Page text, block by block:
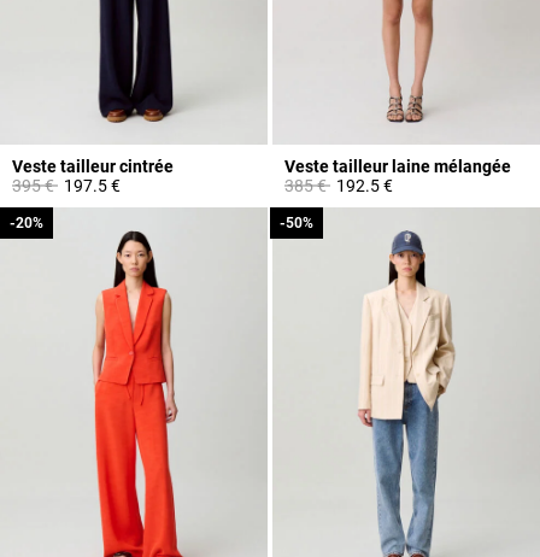
Veste tailleur cintrée
Prix réduit à partir de
395 €à197.5 €
Veste tailleur laine mélangée
Prix réduit à partir de
385 €à192.5 €
-20%
-20% -50%
-50%